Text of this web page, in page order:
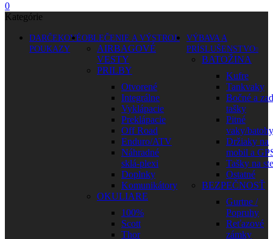
0
Kategórie
DARČEKOVÉ
POUKAZY
OBLEČENIE A VÝSTROJ
AIRBAGOVÉ
VESTY
PRILBY
Otvorené
Integrálne
Vyklápacie
Preklápacie
Off Road
Enduro/ATV
Náhradné
sklá-plexi
Doplnky
Komunikátory
OKULIARE
100%
Scott
Thor
VÝBAVA A
PRÍSLUŠENSTVO
BATOŽINA
Kufre
Tankvaky
Bočné a
tašky
Pitné
vaky/batohy
Držiaky na
mobil a
Tašky na
Ostatné
BEZPEČNOSŤ
Gurtne /
Popruhy
Reťazové
zámky